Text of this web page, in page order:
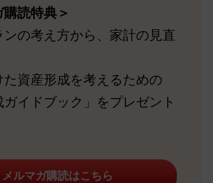
購読特典＞
ンの考え方から、家計の見直
た資産形成を考えるための
ガイドブック」をプレゼント
メルマガ購読はこちら